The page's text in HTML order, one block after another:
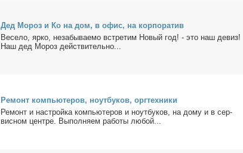
Дед Мо­роз и Ко на дом, в офис, на кор­по­ра­тив
Ве­се­ло, яр­ко, неза­бы­ва­е­мо встре­тим Но­вый год! - это наш де­виз!
Наш дед Мо­роз дей­стви­тель­но...
Ре­монт ком­пью­те­ров, но­ут­бу­ков, орг­тех­ни­ки
Ре­монт и на­строй­ка ком­пью­те­ров и но­ут­бу­ков, на до­му и в сер­
вис­ном цен­тре. Вы­пол­ня­ем ра­бо­ты лю­бой...